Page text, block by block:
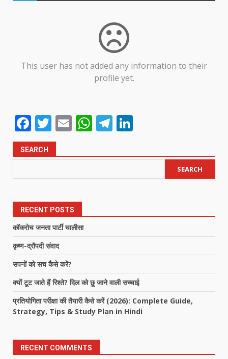
This user has not added any information to their
profile yet.
Facebook
Twitter
EmailWhatsApp
Telegram
SEARCH
SEARCH
RECENT POSTS
कॉकरोच जनता पार्टी चालीसा
कृष्ण-द्रौपदी संवाद
सपनों को सच कैसे करें?
क्यों टूट जाते हैं रिश्ते? दिल को छू जाने वाली सच्चाई
प्रतियोगिता परीक्षा की तैयारी कैसे करें (2026): Complete Guide,
Strategy, Tips & Study Plan in Hindi
RECENT COMMENTS